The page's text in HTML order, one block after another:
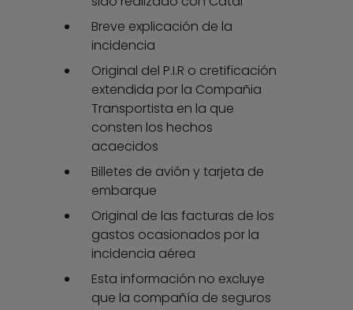
Breve explicación de la
incidencia
Original del P.I.R o cretificación
extendida por la Compañia
Transportista en la que
consten los hechos
acaecidos
Billetes de avión y tarjeta de
embarque
Original de las facturas de los
gastos ocasionados por la
incidencia aérea
Esta información no excluye
que la compañía de seguros